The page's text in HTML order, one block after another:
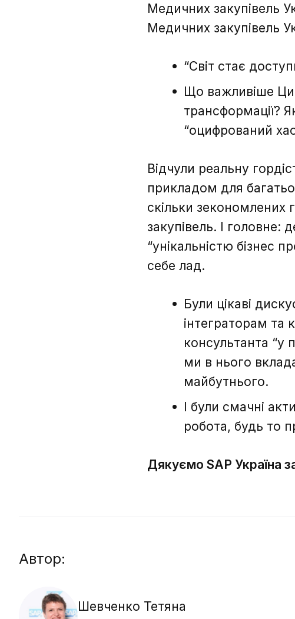
Медичних закупівель
Медичних закупівель
“Світ стає
Що важливіше
трансформації?
“оцифрований
Відчули реальну
прикладом для
скільки зекономлених
закупівель. І головне:
“унікальністю бізнес
себе лад.
Були цікаві
інтеграторам
консультанта “у
ми в нього
майбутнього.
І були смачні
робота, будь то
Дякуємо SAP Україна
Автор:
Шевченко Тетяна